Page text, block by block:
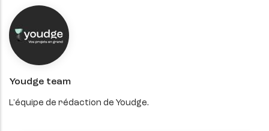
Youdge team
L'équipe de rédaction de Youdge.